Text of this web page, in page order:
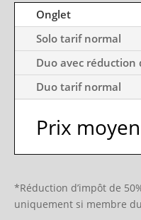
Onglet
Solo tarif normal
Duo avec réduction
Duo tarif normal
Prix
*Réduction d’impôt de
uniquement si membre